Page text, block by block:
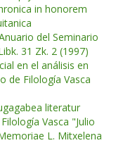
in honorem
del Seminario
31 Zk. 2 (1997)
en el análisis en
de Filología Vasca
literatur
Vasca "Julio
L. Mitxelena